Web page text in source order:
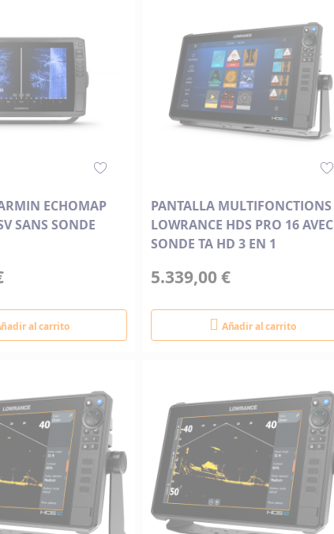
ECHOMAP
SANS SONDE
al carrito
PANTALLA MULTIFONCTIONS
LOWRANCE HDS PRO 16 AVEC
SONDE TA HD 3 EN 1
5.339,00 €
Añadir al carrito